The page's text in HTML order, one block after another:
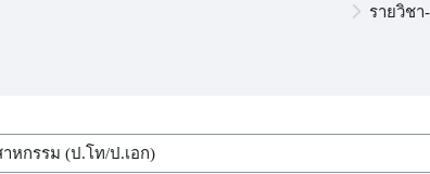
รายวิช